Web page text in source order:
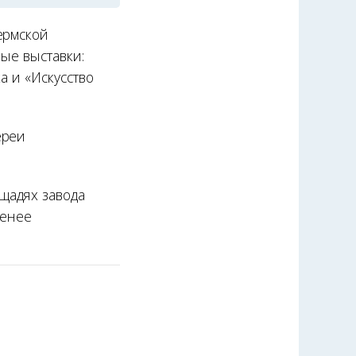
выставки:
и «Искусство
завода